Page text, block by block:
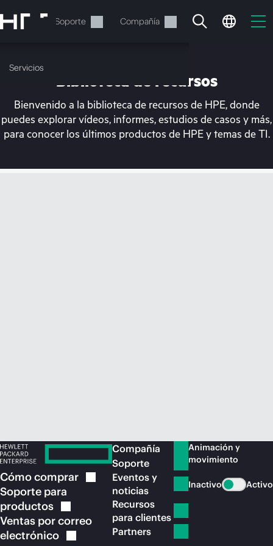
al
contenido
Servicios Soporte Compañía
Servicios
En estos momentos, tu
Biblioteca de recursos
Bienvenido a la biblioteca de recursos de HPE, donde
puedes explorar vídeos, informes, estudios de casos y más,
para conocer los últimos productos de HPE y temas de TI.
Cómocomprar
Soporte para
productos
Ventas por correo
electrónico
Compañía
Soporte
Eventos y
noticias
Recursos
para clientes
Partners
Animación y
movimiento
Inactivo Activo